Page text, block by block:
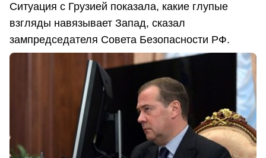
Ситуация с Грузией показала, какие глупые
взгляды навязывает Запад, сказал
зампредседателя Совета Безопасности РФ.